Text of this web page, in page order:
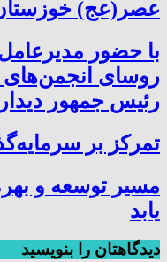
عصر(عج)
با حضور
روسای انجمن‌های
رئیس جمهور
تمرکز بر
مسیر توسعه و
یابد
دیدگاهتان را بنویسید